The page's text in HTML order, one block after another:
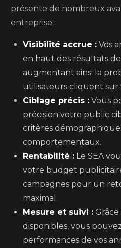
présente de nombreux
entreprise :
Visibilité accrue : Vos
en haut des résultats
augmentant ainsi la
utilisateurs cliquent sur
Ciblage précis : Vous
précision votre public
critères
comportementaux.
Rentabilité : Le SEA
votre budget
campagnes pour un
maximal.
Mesure et suivi : Grâce
disponibles, vous
performances de vos